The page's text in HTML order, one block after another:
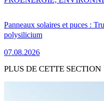
Panneaux solaires et puces :
polysilicium
07.08.2026
PLUS DE CETTE SECTION